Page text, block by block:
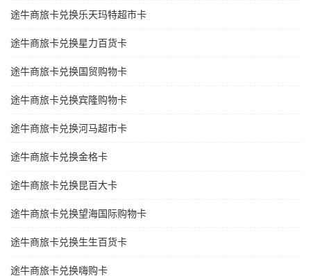
途牛商旅卡兑换乐天玛特超市卡
途牛商旅卡兑换星力百货卡
途牛商旅卡兑换国贸购物卡
途牛商旅卡兑换宾隆购物卡
途牛商旅卡兑换河马超市卡
途牛商旅卡兑换金格卡
途牛商旅卡兑换昆百大卡
途牛商旅卡兑换望海国际购物卡
途牛商旅卡兑换生生百货卡
途牛商旅卡兑换嗨购卡